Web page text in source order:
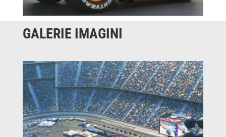
GALERIE IMAGINI